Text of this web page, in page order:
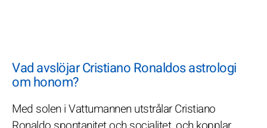
Vad avslöjar Cristiano Ronaldos astrologi
om honom?
Med solen i Vattumannen utstrålar Cristiano